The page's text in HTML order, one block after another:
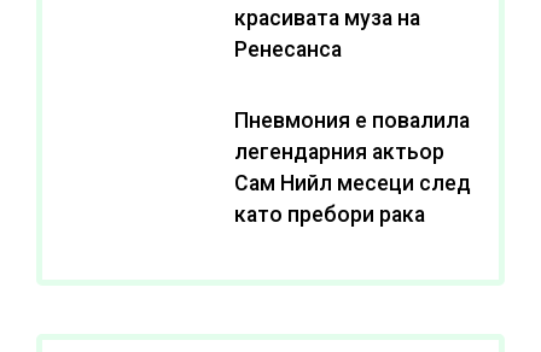
красивата муза на
Ренесанса
Пневмония е повалила
легендарния актьор
Сам Нийл месеци след
като пребори рака